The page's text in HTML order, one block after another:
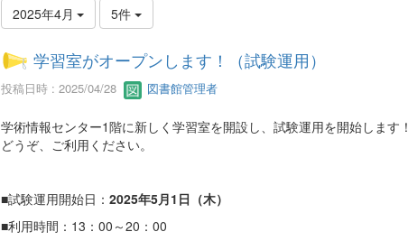
2025年4月 5件
学習室がオープンします！（試験運用）
投稿日時 : 2025/04/28 図書館管理者
学術情報センター1階に新しく学習室を開設し、試験運用を開始します！
どうぞ、ご利用ください。
■試験運用開始日： 2025年5月1日（木）
■利用時間：13：00～20：00